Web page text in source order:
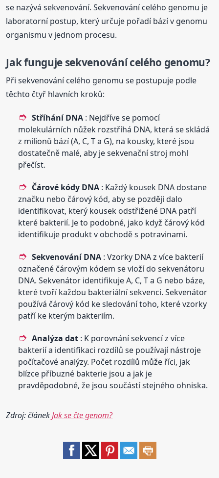
se nazývá sekvenování. Sekvenování celého genomu je
laboratorní postup, který určuje pořadí bází v genomu
organismu v jednom procesu.
Jak funguje sekvenování celého genomu?
Při sekvenování celého genomu se postupuje podle
těchto čtyř hlavních kroků:
Stříhání DNA : Nejdříve se pomocí
molekulárních nůžek rozstříhá DNA, která se skládá
z milionů bází (A, C, T a G), na kousky, které jsou
dostatečně malé, aby je sekvenační stroj mohl
přečíst.
Čárové kódy DNA : Každý kousek DNA dostane
značku nebo čárový kód, aby se později dalo
identifikovat, který kousek odstřižené DNA patří
které bakterií. Je to podobné, jako když čárový kód
identifikuje produkt v obchodě s potravinami.
Sekvenování DNA : Vzorky DNA z více bakterií
označené čárovým kódem se vloží do sekvenátoru
DNA. Sekvenátor identifikuje A, C, T a G nebo báze,
které tvoří každou bakteriální sekvenci. Sekvenátor
používá čárový kód ke sledování toho, které vzorky
patří ke kterým bakteriím.
Analýza dat : K porovnání sekvencí z více
bakterií a identifikaci rozdílů se používají nástroje
počítačové analýzy. Počet rozdílů může říci, jak
blízce příbuzné bakterie jsou a jak je
pravděpodobné, že jsou součástí stejného ohniska.
Zdroj: článekJak se čte genom?